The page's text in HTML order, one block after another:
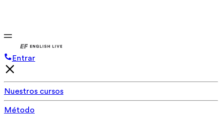
Entrar
Nuestros cursos
Método